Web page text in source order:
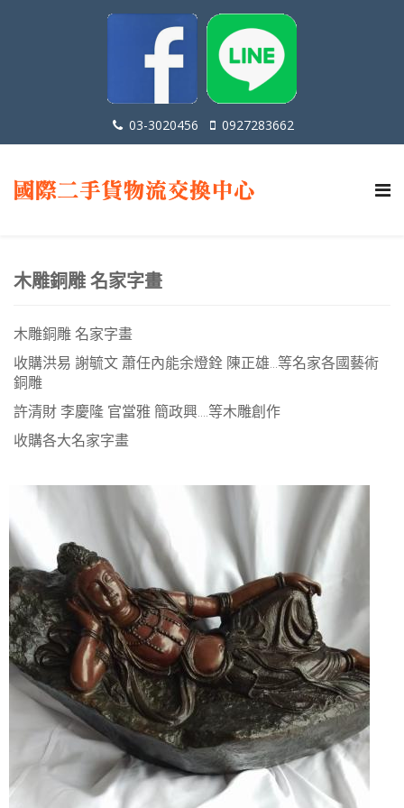
03-3020456 0927283662
木雕銅雕 名家字畫
木雕銅雕 名家字畫
收購洪易 謝毓文 蕭任內能余燈銓 陳正雄...等名家各國藝術
銅雕
許清財 李慶隆 官當雅 簡政興....等木雕創作
收購各大名家字畫